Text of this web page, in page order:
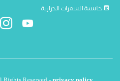
حاسبة السعرات الحرارية